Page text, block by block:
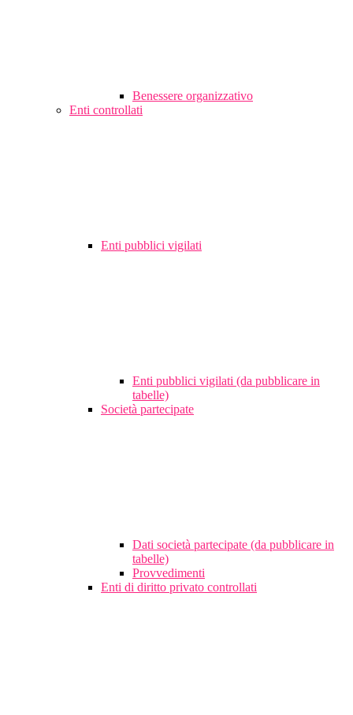
Benessere organizzativo
Enti controllati
Enti pubblici vigilati
Enti pubblici vigilati (da pubblicare in
tabelle)
Società partecipate
Dati società partecipate (da pubblicare in
tabelle)
Provvedimenti
Enti di diritto privato controllati